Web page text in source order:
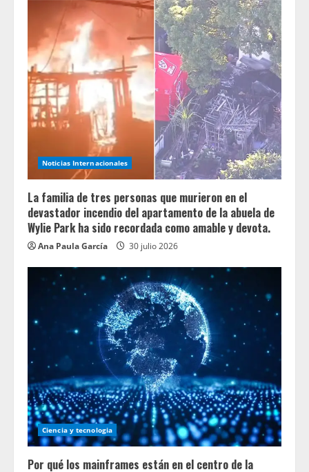
Noticias Internacionales
La familia de tres personas que murieron en el
devastador incendio del apartamento de la abuela de
Wylie Park ha sido recordada como amable y devota.
Ana Paula García 30 julio 2026
Ciencia y tecnologia
Por qué los mainframes están en el centro de la